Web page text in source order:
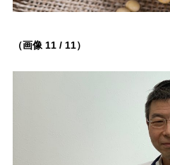
（画像 11 / 11）